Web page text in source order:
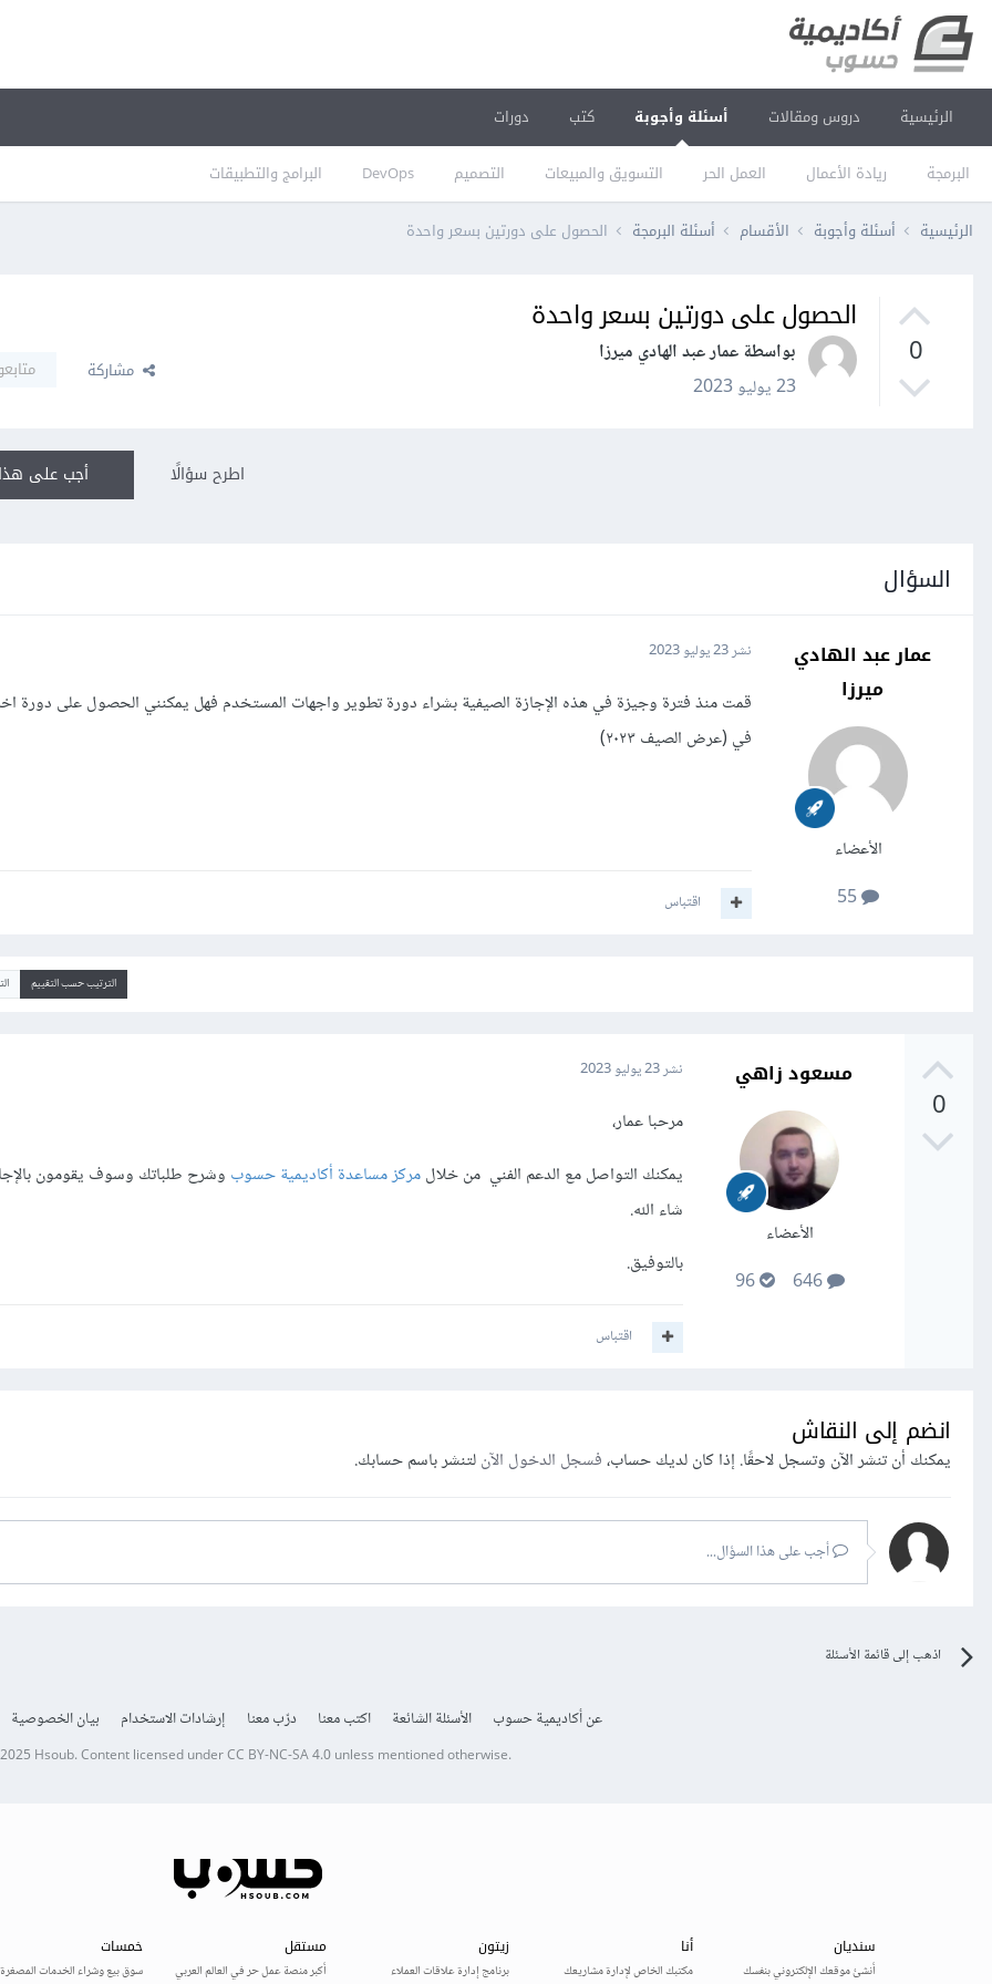
الرئيسية دروس ومقالات أسئلة وأجوبة
البرمجة ريادة الأعمال العمل الحر التسويق والمبيعات التصميم DevOps البرامج والتطبيقات
كتب دورات
الرئيسية أسئلة وأجوبة الأقسام أسئلة البرمجة الحصول على دورتين بسعر واحدة
0
الحصول على دورتين بسعر واحدة
بواسطة عمار عبد الهادي ميرزا
23 يوليو 2023
مشاركة
أجب على اطرح سؤالًا
السؤال
عمار عبد الهادي
ميرزا
الأعضاء
نشر23 يوليو 2023
قمت منذ فترة وجيزة في هذه الإجازة الصيفية بشراء دورة تطوير واجهات المستخدم فهل يمكنني الحصول على دورة
في (عرض الصيف ٢٠٢٣)
اقتباس
الترتيب حسب التقييم
0
مسعود زاهي
الأعضاء
646
96
نشر23 يوليو 2023
مرحبا عمار،
يمكنك التواصل مع الدعم الفني من خلالمركز مساعدة أكاديمية حسوب وشرح طلباتك وسوف يقومون
شاء الله.
بالتوفيق.
اقتباس
انضم إلى النقاش
يمكنك أن تنشر الآن وتسجل لاحقًا. إذا كان لديك حساب،فسجل الدخول الآنلتنشر باسم حسابك.
أجب على هذا السؤال...
اذهب إلى قائمة الأسئلة
عن أكاديمية حسوب الأسئلة الشائعة اكتب معنا درّب معنا إرشادات الاستخدام بيان الخصوصية
Hsoub.Content licensed underCC BY-NC-SA 4.0unless mentioned otherwise.